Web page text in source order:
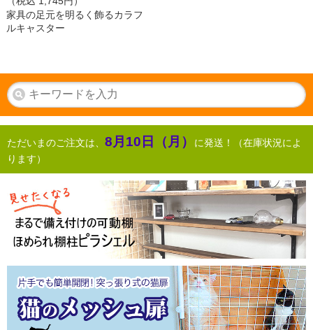
家具の足元を明るく飾るカラフ
ルキャスター
ただいまのご注文は、 8月10日（月）
に発送！（在庫状況によ
ります）